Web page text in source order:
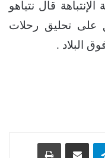
قال نتياهو
تحليق رحلات
البلاد .
تيلقرام